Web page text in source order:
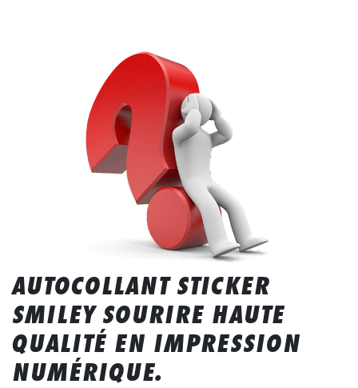
AUTOCOLLANT STICKER
SMILEY SOURIRE HAUTE
QUALITÉ EN IMPRESSION
NUMÉRIQUE.